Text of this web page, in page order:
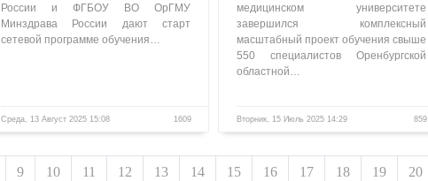
России и ФГБОУ ВО ОрГМУ
Минздрава России дают старт
сетевой программе обучения…
Среда, 13 Август 2025 15:08 1609
медицинском университете
завершился комплексный
масштабный проект обучения свыше
550 специалистов Оренбургской
областной…
Вторник, 15 Июль 2025 14:29 859
9 10 11 12 13 14 15 16 17 18 19 20